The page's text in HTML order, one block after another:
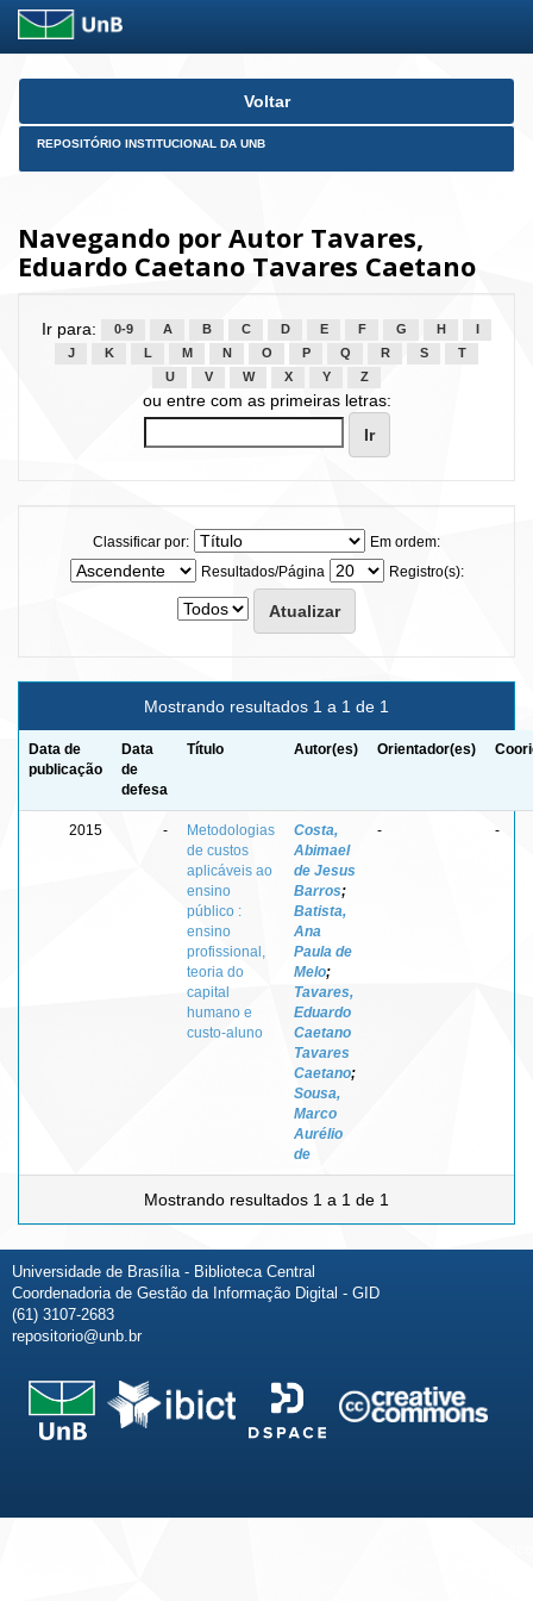
Skip
Voltar
REPOSITÓRIO INSTITUCIONAL DA UNB
Navegando por Autor Tavares,
Eduardo Caetano Tavares Caetano
Ir para: 0-9 A B C D E F G H
J
K L M N O P Q R S
T
U
V W X Y Z
ou entre com as primeiras letras:
Classificar por:
Em ordem:
Resultados/Página
Registro(s):
Mostrando resultados 1 a 1 de 1
Data de
publicação
Data
de
defesa
Título Autor(es) Orientador(es)
2015 -
Metodologias
de custos
aplicáveis ao
ensino
público :
ensino
profissional,
teoria do
capital
humano e
custo-aluno
Costa,
Abimael
de Jesus
Barros;
Batista,
Ana
Paula de
Melo;
Tavares,
Eduardo
Caetano
Tavares
Caetano;
Sousa,
Marco
Aurélio
de
- -
Mostrando resultados 1 a 1 de 1
Universidade de Brasília - Biblioteca Central
Coordenadoria de Gestão da Informação Digital - GID
(61) 3107-2683
repositorio@unb.br